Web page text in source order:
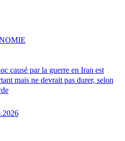
causé par la guerre en Iran est
mais ne devrait pas durer, selon